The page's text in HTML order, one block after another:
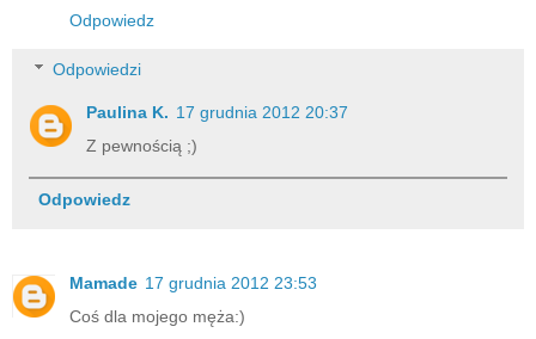
Odpowiedz
Odpowiedzi
Paulina K. 17 grudnia 2012 20:37
Z pewnością ;)
Odpowiedz
Mamade 17 grudnia 2012 23:53
Coś dla mojego męża:)